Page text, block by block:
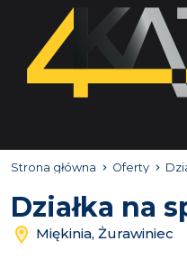
Strona główna Oferty
Działka na
Miękinia, Żurawiniec